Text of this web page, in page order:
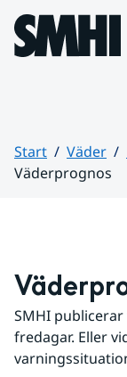
Hoppa till sidans
Start Väder
Väderprognos
SMHI
fredagar. Eller